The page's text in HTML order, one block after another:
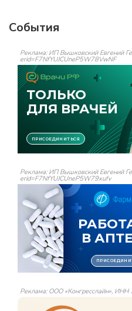
События
Реклама: ИП Вышковский Евгений
erid=F7NfYUJCUneP5W78VwNF
Реклама: ИП Вышковский Евгений
erid=F7NfYUJCUneP5W79xufv
Реклама: ООО «Конгресслайн»,